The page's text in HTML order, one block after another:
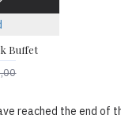
Buffet
reached the end of